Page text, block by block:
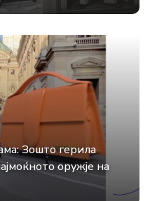
Зошто герила
оружје на